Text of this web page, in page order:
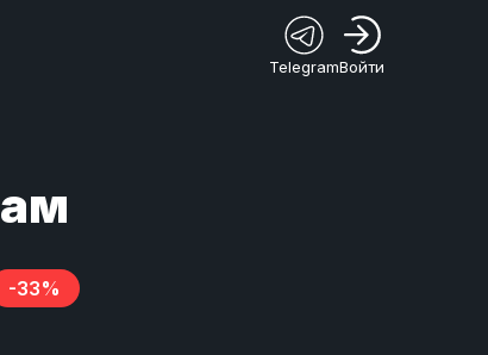
TelegramВойти
-33%